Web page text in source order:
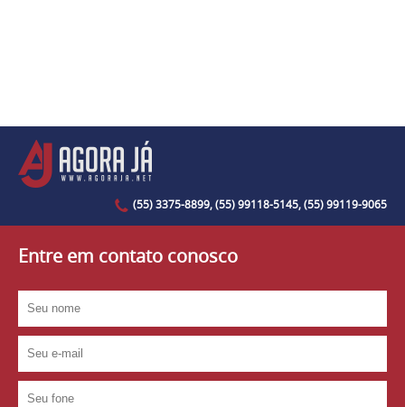
(55) 3375-8899, (55) 99118-5145, (55) 99119-9065
Entre em contato conosco